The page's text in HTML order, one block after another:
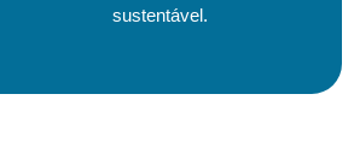
sustentável.